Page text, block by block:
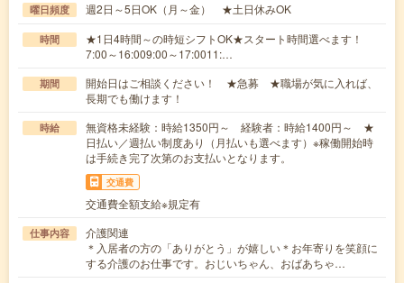
曜日頻度 週2日～5日OK（月～金） ★土日休みOK
時間
★1日4時間～の時短シフトOK★スタート時間選べます！
7:00～16:009:00～17:0011:…
期間
開始日はご相談ください！ ★急募 ★職場が気に入れば、
長期でも働けます！
時給
無資格未経験：時給1350円～ 経験者：時給1400円～ ★
日払い／週払い制度あり（月払いも選べます）※稼働開始時
は手続き完了次第のお支払いとなります。
交通費
交通費全額支給※規定有
仕事内容
介護関連
＊入居者の方の「ありがとう」が嬉しい＊お年寄りを笑顔に
する介護のお仕事です。おじいちゃん、おばあちゃ…